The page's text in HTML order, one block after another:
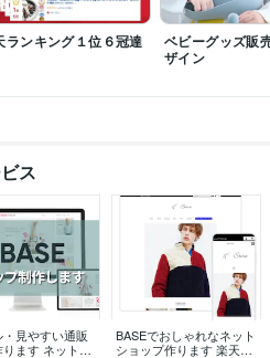
STORES:5年カラーミーショップ:5年
Console:3年Canva:3年
会話
HP作成 BASE 楽天
画像制作
~ 2016年1月
2月 ~ 2016年9月
ランキング１位６冠達
ベビーグッズ販
ザイン
ス
見やすい通販
ます ネットシ
BASEでおしゃれなネット
ショップ作ります 楽天ラ